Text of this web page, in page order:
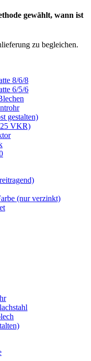
gewählt, wann ist
zu begleichen.
8/6/8
6/5/6
gestalten)
VKR)
(nur verzinkt)